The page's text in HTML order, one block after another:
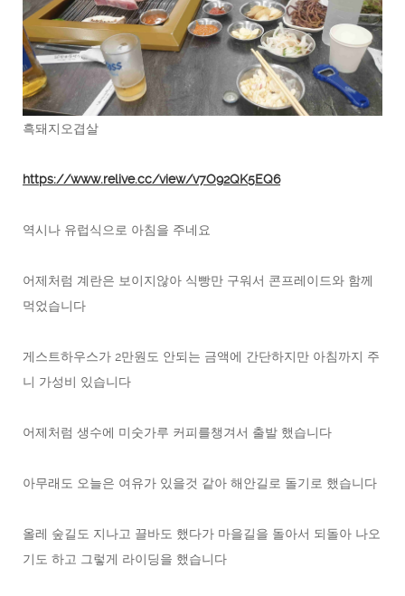
흑돼지오겹살
https://www.relive.cc/view/v7O92QK5EQ6
역시나 유럽식으로 아침을 주네요
어제처럼 계란은 보이지않아 식빵만 구워서 콘프레이드와 함께
먹었습니다
게스트하우스가 2만원도 안되는 금액에 간단하지만 아침까지 주
니 가성비 있습니다
어제처럼 생수에 미숫가루 커피를챙겨서 출발 했습니다
아무래도 오늘은 여유가 있을것 같아 해안길로 돌기로 했습니다
올레 숲길도 지나고 끌바도 했다가 마을길을 돌아서 되돌아 나오
기도 하고 그렇게 라이딩을 했습니다